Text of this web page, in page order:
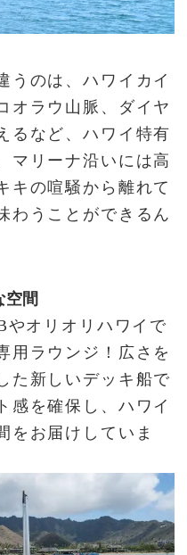
うのは、ハワイカイ
オラウ山脈、ダイヤ
るなど、ハワイ特有
マリーナ沿いには高
キの喧騒から離れて
わうことができるん
空間
やオリオリハワイで
用ラウンジ！広さを
た新しいデッキ船で
感を確保し、ハワイ
をお届けしていま